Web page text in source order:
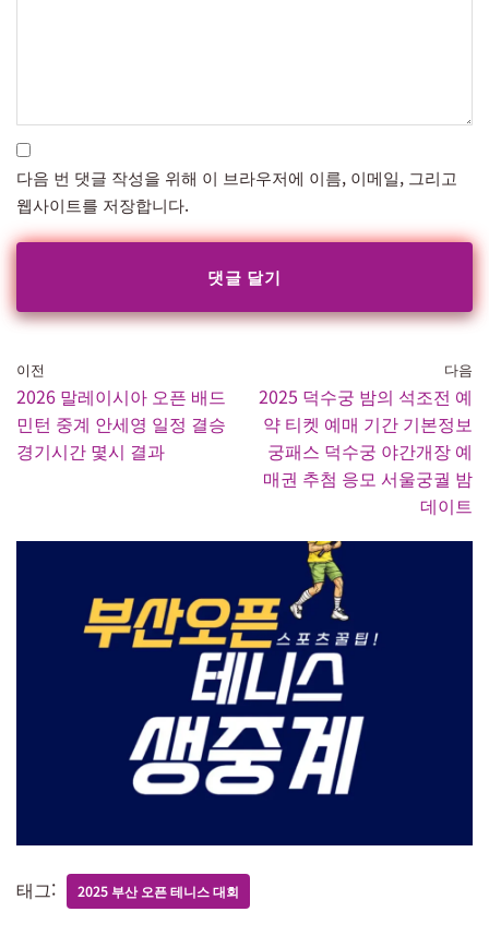
다음 번 댓글 작성을 위해 이 브라우저에 이름, 이메일, 그리고
웹사이트를 저장합니다.
이전
2026 말레이시아 오픈 배드
민턴 중계 안세영 일정 결승
경기시간 몇시 결과
다음
2025 덕수궁 밤의 석조전 예
약 티켓 예매 기간 기본정보
궁패스 덕수궁 야간개장 예
매권 추첨 응모 서울궁궐 밤
데이트
태그: 2025 부산 오픈 테니스 대회